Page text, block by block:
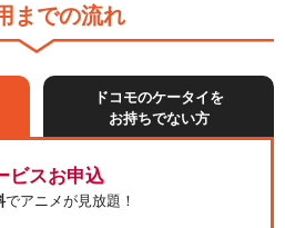
までの流れ
ドコモのケータイを
お持ちでない方
ビスお申込
でアニメが見放題！